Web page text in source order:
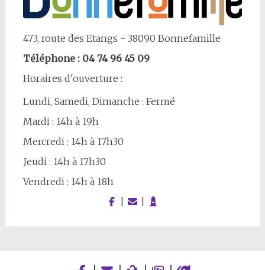
473, route des Etangs - 38090 Bonnefamille
Téléphone : 04 74 96 45 09
Horaires d'ouverture :
Lundi, Samedi, Dimanche : Fermé
Mardi : 14h à 19h
Mercredi : 14h à 17h30
Jeudi : 14h à 17h30
Vendredi : 14h à 18h